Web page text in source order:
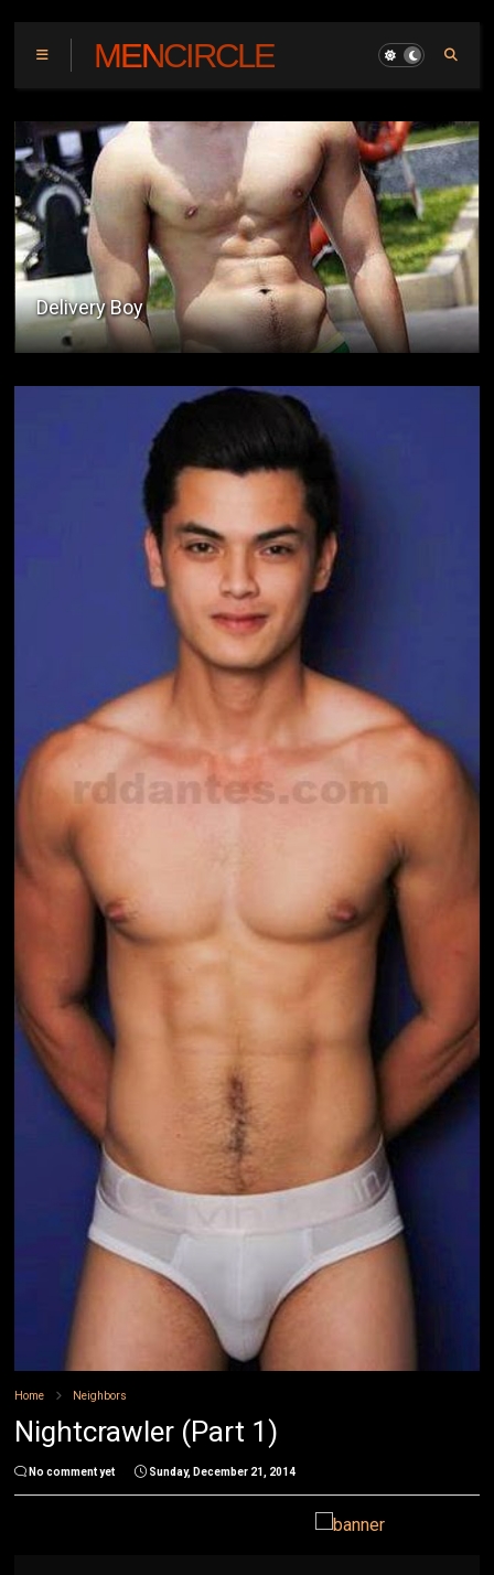
MENCIRCLE
Kwentong Coffee Shop : Boarding House
Home Neighbors
Nightcrawler (Part 1)
No comment yet Sunday, December 21, 2014